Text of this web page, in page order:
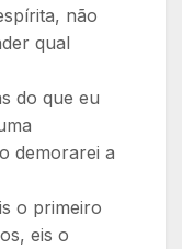
não
qual
do que eu
demorarei a
o primeiro
eis o